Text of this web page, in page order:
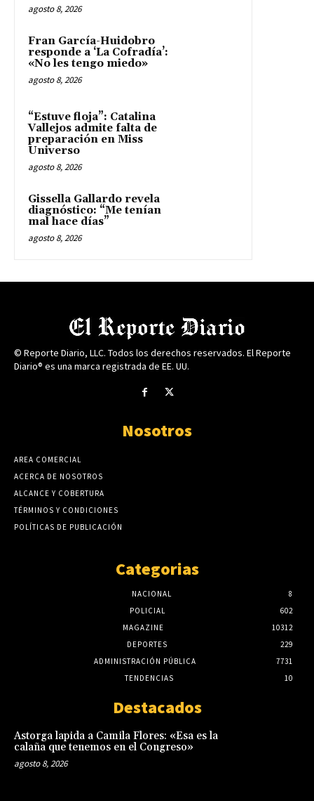
agosto 8, 2026
Fran García-Huidobro
responde a ‘La Cofradía’:
«No les tengo miedo»
agosto 8, 2026
“Estuve floja”: Catalina
Vallejos admite falta de
preparación en Miss
Universo
agosto 8, 2026
Gissella Gallardo revela
diagnóstico: “Me tenían
mal hace días”
agosto 8, 2026
© Reporte Diario, LLC. Todos los derechos reservados. El Reporte
Diario® es una marca registrada de EE. UU.
Nosotros
AREA COMERCIAL
ACERCA DE NOSOTROS
ALCANCE Y COBERTURA
TÉRMINOS Y CONDICIONES
POLÍTICAS DE PUBLICACIÓN
Categorias
NACIONAL
8
POLICIAL
602
MAGAZINE
10312
DEPORTES
229
ADMINISTRACIÓN PÚBLICA
7731
TENDENCIAS
10
Destacados
Astorga lapida a Camila Flores: «Esa es la
calaña que tenemos en el Congreso»
agosto 8, 2026